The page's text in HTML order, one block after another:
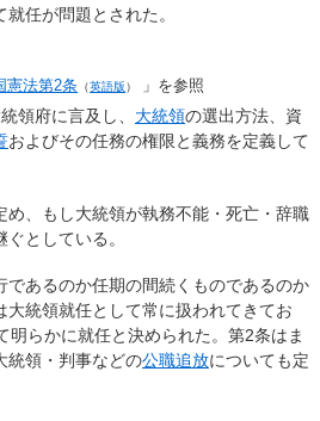
任が問題とされた。
憲法第2条 （英語版） 」を参照
領府に言及し、 大統領の選出方法、資
およびその任務の権限と義務を定義して
め、もし大統領が執務不能・死亡・辞職
としている。
であるのか任期の間続くものであるのか
大統領就任として常に扱われてきてお
明らかに就任と決められた。第2条はま
統領・判事などの公職追放についても定